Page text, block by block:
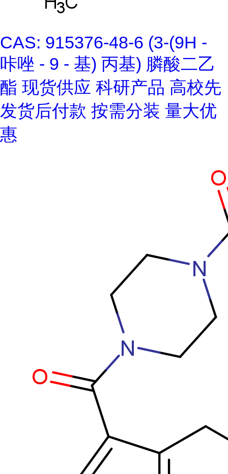
CAS: 915376-48-6 (3-(9H -
咔唑 - 9 - 基) 丙基) 膦酸二乙
酯 现货供应 科研产品 高校先
发货后付款 按需分装 量大优
惠